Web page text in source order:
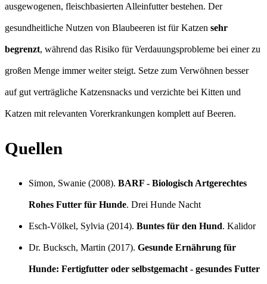
ausgewogenen, fleischbasierten Alleinfutter bestehen. Der
gesundheitliche Nutzen von Blaubeeren ist für Katzen sehr
begrenzt, während das Risiko für Verdauungsprobleme bei einer zu
großen Menge immer weiter steigt. Setze zum Verwöhnen besser
auf gut verträgliche Katzensnacks und verzichte bei Kitten und
Katzen mit relevanten Vorerkrankungen komplett auf Beeren.
Quellen
Simon, Swanie (2008). BARF - Biologisch Artgerechtes
Rohes Futter für Hunde. Drei Hunde Nacht
Esch-Völkel, Sylvia (2014). Buntes für den Hund. Kalidor
Dr. Bucksch, Martin (2017). Gesunde Ernährung für
Hunde: Fertigfutter oder selbstgemacht - gesundes Futter